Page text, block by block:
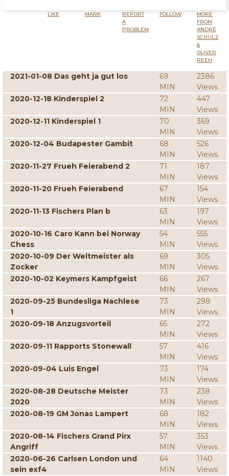
LIKE MARK
REPORT
A
PROBLEM
FOLLOW
MORE
FROM
ANDRÉ
SCHULZ
&
OLIVER
REEH
2021-01-08 Das geht ja gut los
69
MIN
2386
Views
2020-12-18 Kinderspiel 2
72
MIN
447
Views
2020-12-11 Kinderspiel 1
70
MIN
369
Views
2020-12-04 Budapester Gambit
68
MIN
526
Views
2020-11-27 Frueh Feierabend 2
71
MIN
187
Views
2020-11-20 Frueh Feierabend
67
MIN
154
Views
2020-11-13 Fischers Plan b
63
MIN
197
Views
2020-10-16 Caro Kann bei Norway
Chess
54
MIN
555
Views
2020-10-09 Der Weltmeister als
Zocker
69
MIN
305
Views
2020-10-02 Keymers Kampfgeist
66
MIN
267
Views
2020-09-25 Bundesliga Nachlese
1
73
MIN
298
Views
2020-09-18 Anzugsvorteil
65
MIN
272
Views
2020-09-11 Rapports Stonewall
57
MIN
416
Views
2020-09-04 Luis Engel
73
MIN
174
Views
2020-08-28 Deutsche Meister
2020
73
MIN
238
Views
2020-08-19 GM Jonas Lampert
68
MIN
182
Views
2020-08-14 Fischers Grand Pirx
Angriff
57
MIN
353
Views
2020-06-26 Carlsen London und
sein exf4
64
MIN
1140
Views